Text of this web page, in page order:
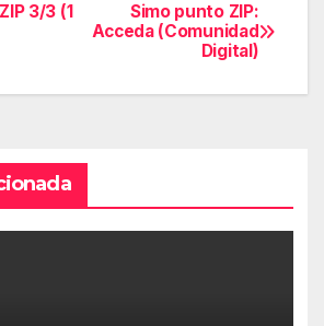
Simo punto ZIP:
Acceda (Comunidad
Digital)
3/3 (1